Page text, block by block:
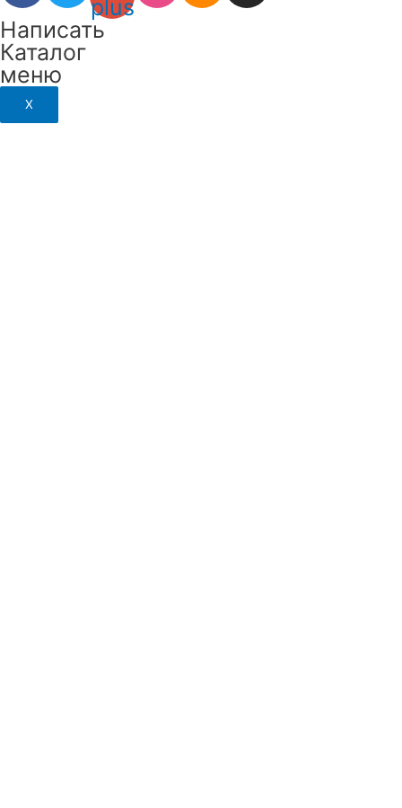
plus
Написать
Каталог
меню
X